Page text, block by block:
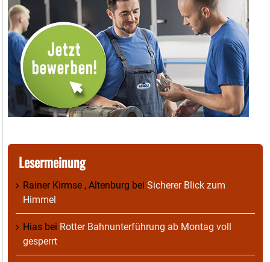
Lesermeinung
Rainer Kirmse , Altenburg bei Sicherer Blick zum
Himmel
Hias bei Rotter Bahnunterführung ab Montag voll
gesperrt